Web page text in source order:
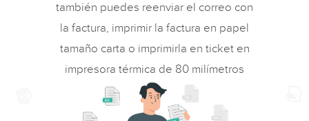
también puedes reenviar el correo con
la factura, imprimir la factura en papel
tamaño carta o imprimirla en ticket en
impresora térmica de 80 milímetros